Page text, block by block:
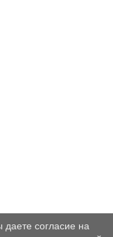
согласие на